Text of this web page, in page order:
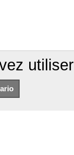
utiliser